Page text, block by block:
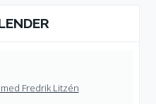
Fredrik Litzén